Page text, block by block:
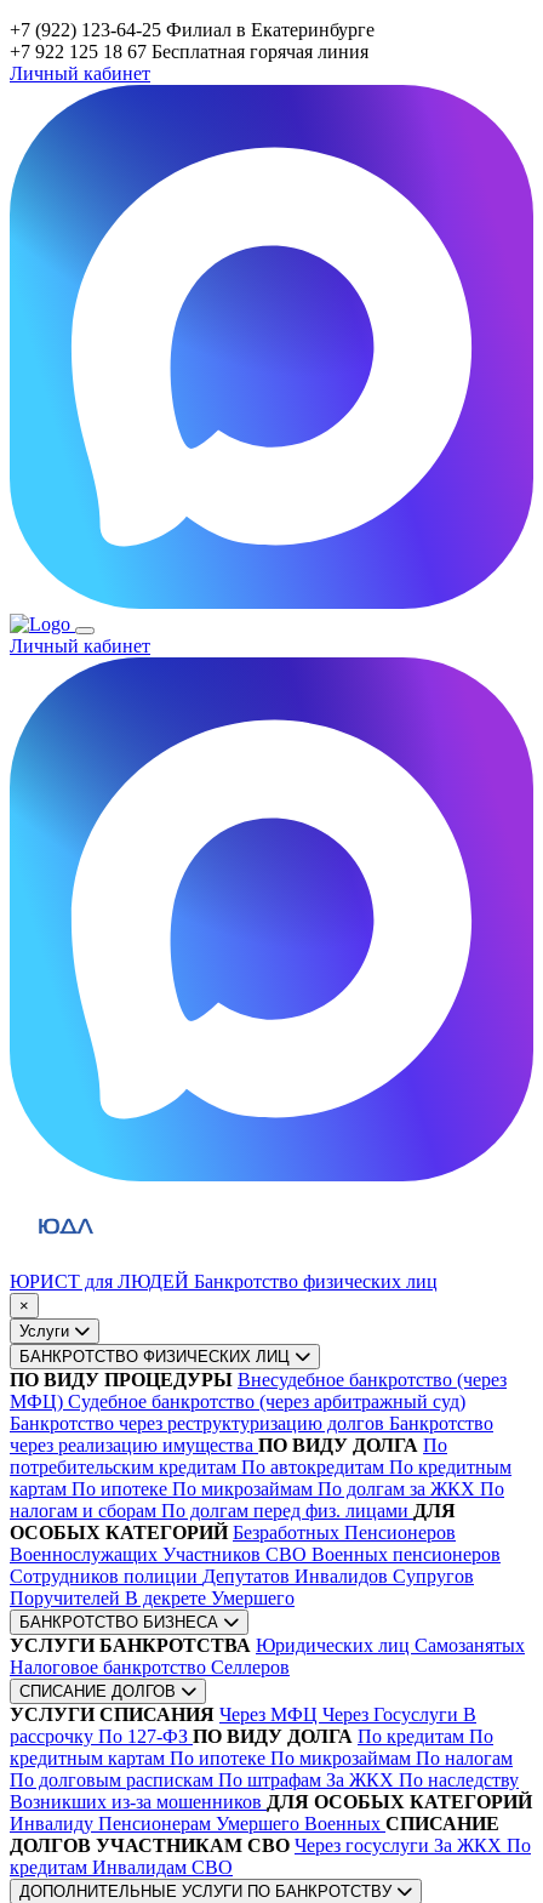
+7 (922) 123-64-25 Филиал в Екатеринбурге
+7 922 125 18 67 Бесплатная горячая линия
Личный кабинет
Личный кабинет
ЮРИСТ для ЛЮДЕЙ Банкротство физических лиц
×
Услуги
БАНКРОТСТВО ФИЗИЧЕСКИХ ЛИЦ
ПО ВИДУ ПРОЦЕДУРЫ Внесудебное банкротство (через
МФЦ) Судебное банкротство (через арбитражный суд)
Банкротство через реструктуризацию долгов Банкротство
через реализацию имущества ПО ВИДУ ДОЛГА По
потребительским кредитам По автокредитам По кредитным
картам По ипотеке По микрозаймам По долгам за ЖКХ По
налогам и сборам По долгам перед физ. лицами ДЛЯ
ОСОБЫХ КАТЕГОРИЙ Безработных Пенсионеров
Военнослужащих Участников СВО Военных пенсионеров
Сотрудников полиции Депутатов Инвалидов Супругов
Поручителей В декрете Умершего
БАНКРОТСТВО БИЗНЕСА
УСЛУГИ БАНКРОТСТВА Юридических лиц Самозанятых
Налоговое банкротство Селлеров
СПИСАНИЕ ДОЛГОВ
УСЛУГИ СПИСАНИЯ Через МФЦ Через Госуслуги В
рассрочку По 127-ФЗ ПО ВИДУ ДОЛГА По кредитам По
кредитным картам По ипотеке По микрозаймам По налогам
По долговым распискам По штрафам За ЖКХ По наследству
Возникших из-за мошенников ДЛЯ ОСОБЫХ КАТЕГОРИЙ
Инвалиду Пенсионерам Умершего Военных СПИСАНИЕ
ДОЛГОВ УЧАСТНИКАМ СВО Через госуслуги За ЖКХ По
кредитам Инвалидам СВО
ДОПОЛНИТЕЛЬНЫЕ УСЛУГИ ПО БАНКРОТСТВУ